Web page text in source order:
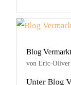
Blog
von Eric-Oliver
Unter Blog